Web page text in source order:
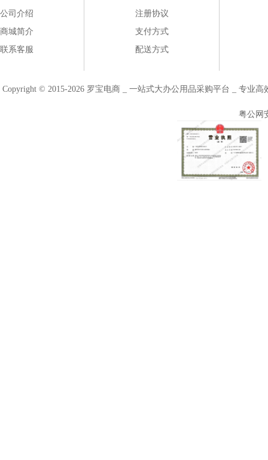
公司介绍
商城简介
联系客服
注册协议
支付方式
配送方式
Copyright © 2015-2026 罗宝电商 _ 一站式大办公用品采购平台 _ 专业
粤公网